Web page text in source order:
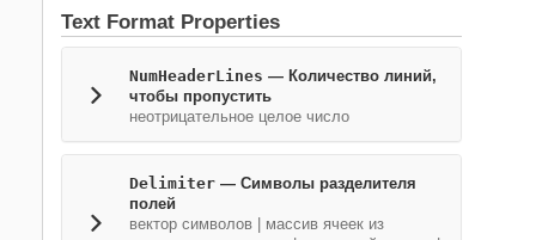
Text Format Properties
NumHeaderLines — Количество линий,
чтобы пропустить
неотрицательное целое число
Delimiter — Символы разделителя
полей
вектор символов
массив ячеек из